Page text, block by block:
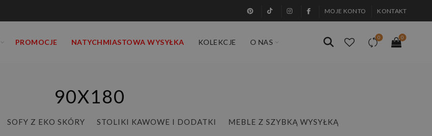
MOJE KONTO KONTAKT
PROMOCJE NATYCHMIASTOWA WYSYŁKA KOLEKCJE O NAS
0 0
90X180
SOFY Z EKO SKÓRY STOLIKI KAWOWE I DODATKI MEBLE Z SZYBKĄ WYSYŁKĄ